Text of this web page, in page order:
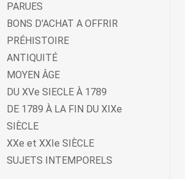
PARUES
BONS D'ACHAT A OFFRIR
PRÉHISTOIRE
ANTIQUITÉ
MOYEN ÂGE
DU XVe SIECLE À 1789
DE 1789 À LA FIN DU XIXe
SIÈCLE
XXe et XXIe SIÈCLE
SUJETS INTEMPORELS